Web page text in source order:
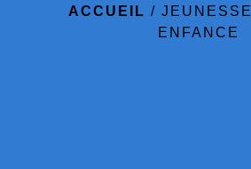
ACCUEIL / JEUNESSE
ENFANCE